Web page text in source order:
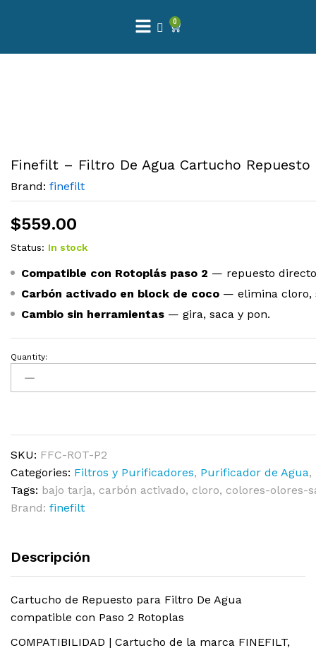
0
Finefilt – Filtro De Agua Cartucho
Brand: finefilt
$559.00
Status: In stock
Compatible con Rotoplás paso 2 — repuesto
Carbón activado en block de coco — elimina cloro,
Cambio sin herramientas — gira, saca y pon.
Quantity:
SKU: FFC-ROT-P2
Categories: Filtros y Purificadores, Purificador de Agua,
Tags: bajo tarja, carbón activado, cloro, colores-olores-
Brand: finefilt
Descripción
Cartucho de Repuesto para Filtro De Agua
compatible con Paso 2 Rotoplas
COMPATIBILIDAD | Cartucho de la marca FINEFILT,